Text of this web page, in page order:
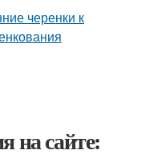
на сайте: